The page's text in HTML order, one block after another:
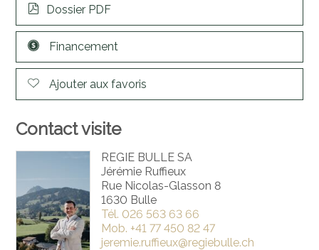
Dossier PDF
Financement
Ajouter aux favoris
Contact visite
REGIE BULLE SA
Jérémie Ruffieux
Rue Nicolas-Glasson 8
1630 Bulle
Tél. 026 563 63 66
Mob. +41 77 450 82 47
jeremie.ruffieux@regiebulle.ch